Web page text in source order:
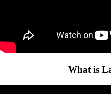
What is